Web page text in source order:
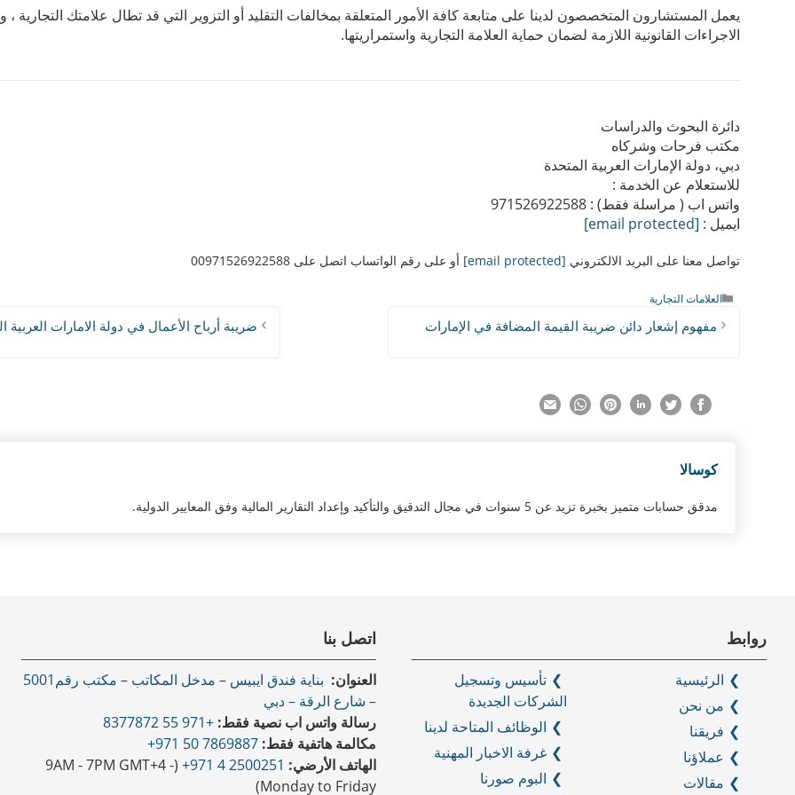
يعمل المستشارون المتخصصون لدينا على متابعة كافة الأمور المتعلقة بمخالفات التقليد أو التزوير التي قد تطال علامتك التجارية ،
الاجراءات القانونية اللازمة لضمان حماية العلامة التجارية واستمراريتها.
دائرة البحوث والدراسات
مكتب فرحات وشركاه
دبي، دولة الإمارات العربية المتحدة
للاستعلام عن الخدمة :
واتس اب ( مراسلة فقط) : 971526922588
ايميل : [email protected]
تواصل معنا على البريد الالكتروني [email protected] أو على رقم الواتساب اتصل على 00971526922588
التصنيفات
العلامات التجارية
ضريبة أرباح الأعمال في دولة الامارات العربية مفهوم إشعار دائن ضريبة القيمة المضافة في الإمارات
كوسالا
مدقق حسابات متميز بخبرة تزيد عن 5 سنوات في مجال التدقيق والتأكيد وإعداد التقارير المالية وفق المعايير الدولية.
روابط
الرئيسية
من نحن
فريقنا
عملاؤنا
مقالات
تأسيس وتسجيل
الشركات الجديدة
الوظائف المتاحة لدينا
غرفة الاخبار المهنية
البوم صورنا
اتصل بنا
العنوان:
بناية فندق ايبيس – مدخل المكاتب – مكتب رقم5001
– شارع الرقة – دبي
رسالة واتس اب نصية فقط: +971 55 8377872
مكالمة هاتفية فقط: 7869887 50 971+
الهاتف الأرضي: 2500251 4 971+
(9AM - 7PM GMT+4 -
Monday to Friday)